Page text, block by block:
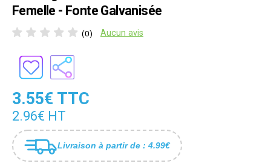
Femelle - Fonte Galvanisée
(0) Aucun avis
3.55€ TTC
2.96€ HT
Livraison à partir de : 4.99€